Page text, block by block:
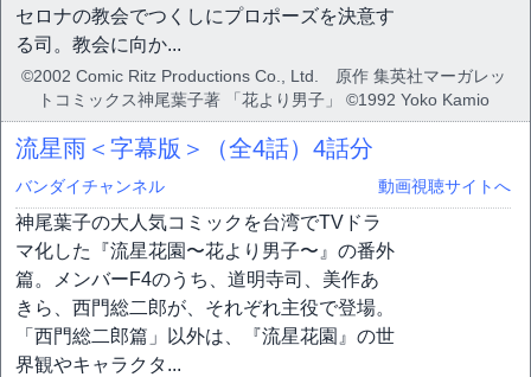
セロナの教会でつくしにプロポーズを決意す
る司。教会に向か...
©2002 Comic Ritz Productions Co., Ltd. 原作 集英社マーガレッ
トコミックス神尾葉子著 「花より男子」 ©1992 Yoko Kamio
流星雨＜字幕版＞（全4話） 4話分
バンダイチャンネル 動画視聴サイトへ
神尾葉子の大人気コミックを台湾でTVドラ
マ化した『流星花園〜花より男子〜』の番外
篇。メンバーF4のうち、道明寺司、美作あ
きら、西門総二郎が、それぞれ主役で登場。
「西門総二郎篇」以外は、『流星花園』の世
界観やキャラクタ...